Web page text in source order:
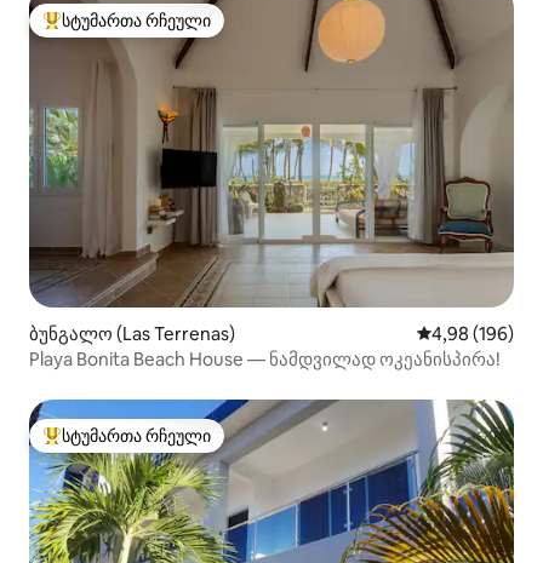
სტუმართა რჩეული მოწინავე ვარიანტი
სტუმართა რჩეული
ბუნგალო (Las Terrenas) საშუალო
4,98 (196)
Playa Bonita Beach House — ნამდვილად ოკეანისპირა!
სტუმართა რჩეული მოწინავე ვარიანტი
სტუმართა რჩეული